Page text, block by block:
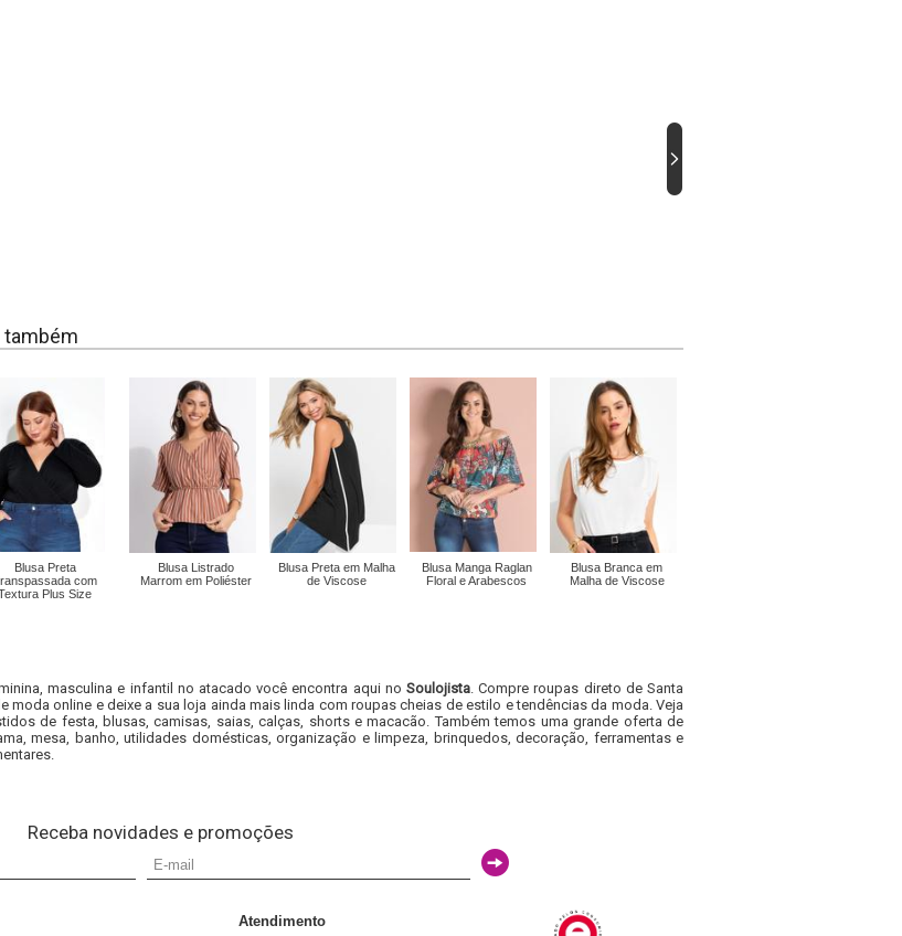
também
Blusa Preta
com
Plus Size
Blusa Listrado
Marrom em Poliéster
Blusa Preta em Malha
de Viscose
Blusa Manga Raglan
Floral e Arabescos
Blusa Branca em
Malha de Viscose
masculina e infantil no atacado você encontra aqui no Soulojista. Compre roupas direto de Santa
moda online e deixe a sua loja ainda mais linda com roupas cheias de estilo e tendências da moda. Veja
de festa, blusas, camisas, saias, calças, shorts e macacão. Também temos uma grande oferta de
mesa, banho, utilidades domésticas, organização e limpeza, brinquedos, decoração, ferramentas e
Receba novidades e promoções
Atendimento